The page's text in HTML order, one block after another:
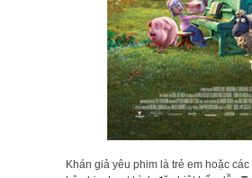
Khán giả yêu phim là trẻ em hoặc